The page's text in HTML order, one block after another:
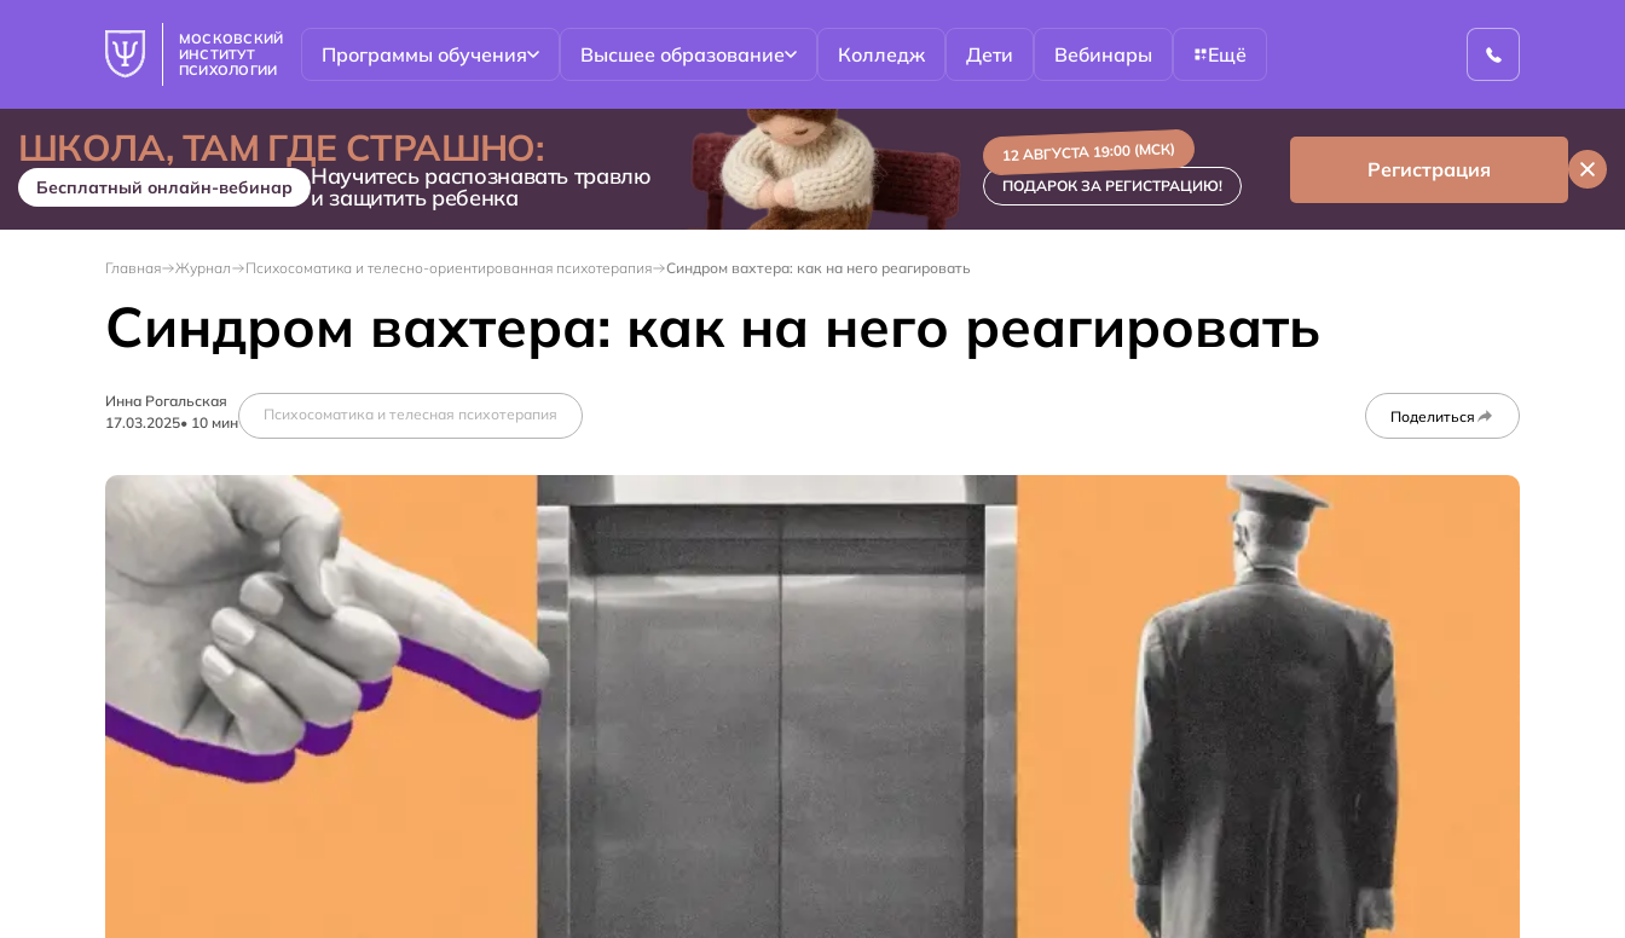
МОСКОВСКИЙ
ИНСТИТУТ
ПСИХОЛОГИИ
Программы обучения Высшее образование Колледж Дети Вебинары Ещё
ШКОЛА, ТАМ ГДЕ СТРАШНО:
Бесплатный онлайн-вебинар Научитесь распознавать травлю
и защитить ребенка
12 АВГУСТА 19:00 (МСК)
ПОДАРОК ЗА РЕГИСТРАЦИЮ!
Регистрация
Главная Журнал Психосоматика и телесно-ориентированная психотерапия Синдром вахтера: как на него реагировать
Синдром вахтера: как на него реагировать
Инна Рогальская
17.03.2025• 10 мин Психосоматика и телесная психотерапия Поделиться